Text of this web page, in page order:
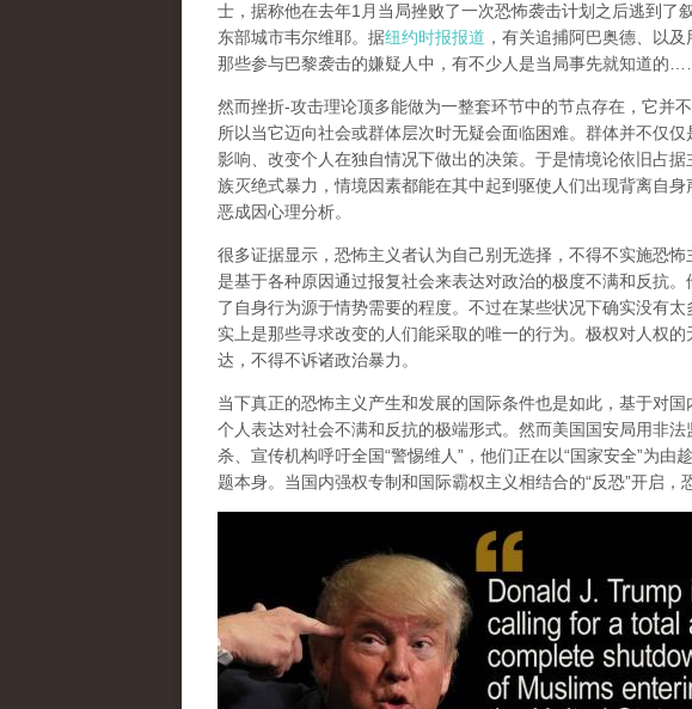
士，据称他在去年1月当局挫败了一次恐怖袭击计划之后逃到了
东部城市韦尔维耶。据纽约时报报道 ，有关追捕阿巴奥德、以
那些参与巴黎袭击的嫌疑人中，有不少人是当局事先就知道的……
然而挫折-攻击理论顶多能做为一整套环节中的节点存在，它并
所以当它迈向社会或群体层次时无疑会面临困难。群体并不仅仅
影响、改变个人在独自情况下做出的决策。于是情境论依旧占据
族灭绝式暴力，情境因素都能在其中起到驱使人们出现背离自
恶成因心理分析。
很多证据显示，恐怖主义者认为自己别无选择，不得不实施恐
是基于各种原因通过报复社会来表达对政治的极度不满和反抗。
了自身行为源于情势需要的程度。不过在某些状况下确实没有太
实上是那些寻求改变的人们能采取的唯一的行为。极权对人权
达，不得不诉诸政治暴力。
当下真正的恐怖主义产生和发展的国际条件也是如此，基于对
个人表达对社会不满和反抗的极端形式。 然而美国国安局用非法
杀、宣传机构呼吁全国“警惕维人”，他们正在以“国家安全”为由
题本身。当国内强权专制和国际霸权主义相结合的“反恐”开启，